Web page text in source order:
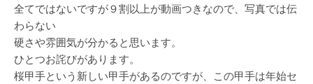
全てではないですが９割以上が動画つきなので、写真では伝
わらない
硬さや雰囲気が分かると思います。
ひとつお詫びがあります。
桜甲手という新しい甲手があるのですが、この甲手は年始セ